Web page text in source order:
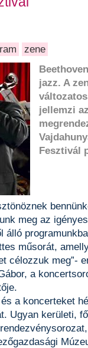
zene
jazz. A
jellemzi
Fesztivál
meg az
műsorát,
célozzuk meg”-
a
a koncerteket
Ugyan kerületi,